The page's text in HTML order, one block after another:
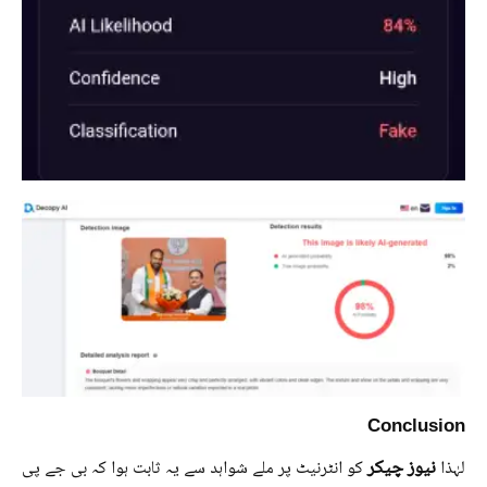
Conclusion
لہٰذانیوز چیکرکو انٹرنیٹ پر ملے شواہد سے یہ ثابت ہوا کہ بی جے پی